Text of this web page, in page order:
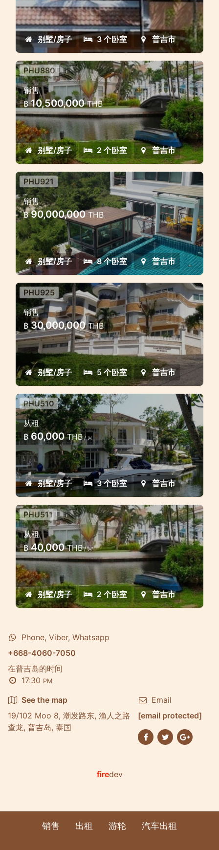
Wonderful 3 bedroom and 3 storey
townhouse located just near the water
for direct access to your boat
别墅/房子 3 个卧室 普吉市
2 bedroom beautiful house
waterfront in the gated estate
Luxury 2 bedroom waterfront
townhome offers a unique
accomodation roght on the water's
edge
PHU880
销售
฿ 10,500,000THB
别墅/房子 2 个卧室 普吉市
Luxury Villa 8 Bedroom
panoramic Seaview
Luxury 8 bedroom on the hill with 9
bathrooms, your private luxury view
point in Phuket
PHU921
销售
฿ 90,000,000THB
别墅/房子 8 个卧室 普吉市
Luxury 5 bedroom property on
the Hill
Luxury 5 bedroom property on the Hill
with stunning panoramic seaview
overlooking Phuket city
PHU925
销售
฿ 30,000,000THB
别墅/房子 5 个卧室 普吉市
Lovely 3 bedroom waterfront
villa in the gated estate
Lovely 3 bedroom 3 bathroom
townhome with private car park
PHU510
从租
฿ 60,000THB/ 月
别墅/房子 3 个卧室 普吉市
Two bedroom beautiful house
waterfront in the gated estate
Luxury two bedroom waterfront
townhome offers a unique
accomodation roght on the water's
edge
PHU511
从租
฿ 40,000THB/ 月
别墅/房子 2 个卧室 普吉市
Phone, Viber, Whatsapp
+668-4060-7050
在普吉岛的时间
17:30 PM
See the map
19/102 Moo 8, 潮发路东, 渔人之路
查龙, 普吉岛, 泰国
Email
[email protected]
firedev
销售 出租 游轮 汽车出租